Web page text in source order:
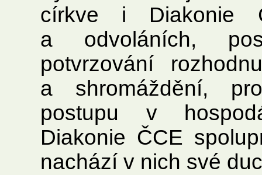
církve i Diakonie
a odvoláních,
potvrzování
a shromáždění,
postupu v
Diakonie ČCE
nachází v nich své